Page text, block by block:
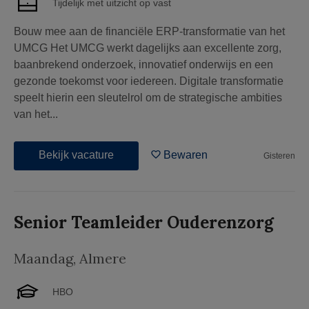
Tijdelijk met uitzicht op vast
Bouw mee aan de financiële ERP-transformatie van het
UMCG Het UMCG werkt dagelijks aan excellente zorg,
baanbrekend onderzoek, innovatief onderwijs en een
gezonde toekomst voor iedereen. Digitale transformatie
speelt hierin een sleutelrol om de strategische ambities
van het...
Bekijk vacature Bewaren Gisteren
Senior Teamleider Ouderenzorg
Maandag, Almere
HBO